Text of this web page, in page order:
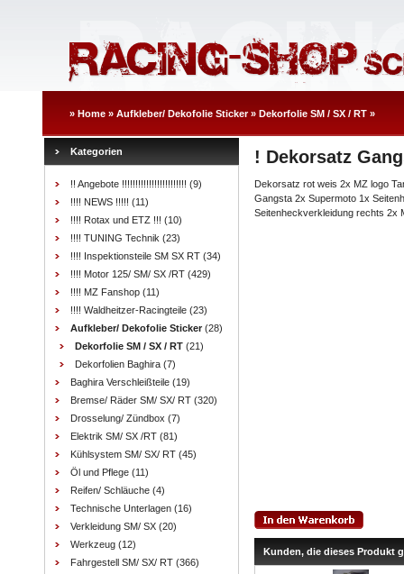
» Home » Aufkleber/ Dekofolie Sticker» Dekorfolie SM / SX / RT »
Kategorien
!! Angebote !!!!!!!!!!!!!!!!!!!!!!!! (9)
!!!! NEWS !!!!! (11)
!!!! Rotax und ETZ !!! (10)
!!!! TUNING Technik (23)
!!!! Inspektionsteile SM SX RT (34)
!!!! Motor 125/ SM/ SX /RT (429)
!!!! MZ Fanshop (11)
!!!! Waldheitzer-Racingteile (23)
Aufkleber/ Dekofolie Sticker (28)
Dekorfolie SM / SX / RT (21)
Dekorfolien Baghira (7)
Baghira Verschleißteile (19)
Bremse/ Räder SM/ SX/ RT (320)
Drosselung/ Zündbox (7)
Elektrik SM/ SX /RT (81)
Kühlsystem SM/ SX/ RT (45)
Öl und Pflege (11)
Reifen/ Schläuche (4)
Technische Unterlagen (16)
Verkleidung SM/ SX (20)
Werkzeug (12)
Fahrgestell SM/ SX/ RT (366)
! Dekorsatz
Dekorsatz rot weis 2x MZ logo
Gangsta 2x Supermoto 1x
Seitenheckverkleidung rechts 2x
Kunden, die dieses Produkt